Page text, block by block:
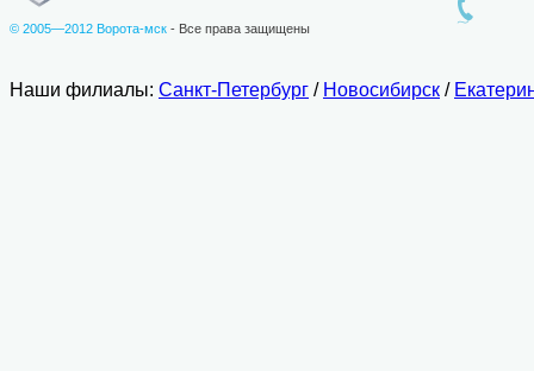
© 2005—2012 Ворота-мск - Все права защищены
Наши филиалы: Санкт-Петербург / Новосибирск /